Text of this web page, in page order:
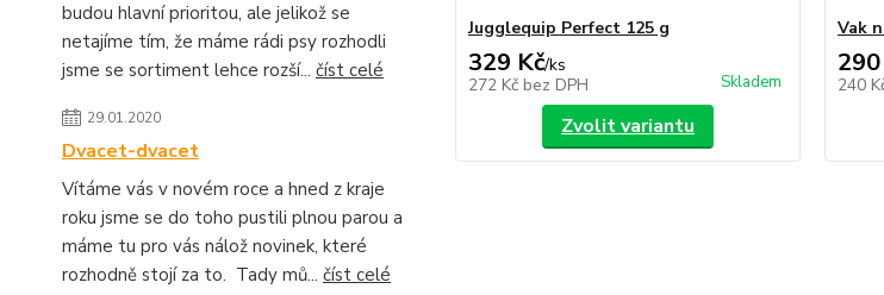
budou hlavní prioritou, ale jelikož se
netajíme tím, že máme rádi psy rozhodli
jsme se sortiment lehce rozší... číst celé
29.01.2020
Dvacet-dvacet
Vítáme vás v novém roce a hned z kraje
roku jsme se do toho pustili plnou parou a
máme tu pro vás nálož novinek, které
rozhodně stojí za to. Tady mů... číst celé
Jugglequip Perfect 125 g
329 Kč/ks
272 Kč bez DPH Skladem
Zvolit variantu
Vak
240